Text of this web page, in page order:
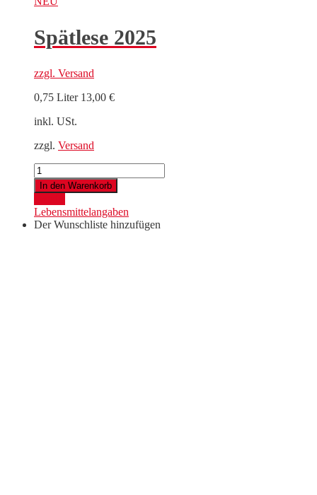
Spätlese 2025
zzgl. Versand
0,75 Liter 13,00 €
inkl. USt.
zzgl. Versand
Spätlese
2025
Menge
In den Warenkorb
Lebensmittelangaben
Der Wunschliste hinzufügen